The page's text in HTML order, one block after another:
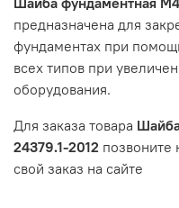
предназначена для
фундаментах при
всех типов при
оборудования.
Для заказа товара
24379.1-2012 позвоните
свой заказ на сайте